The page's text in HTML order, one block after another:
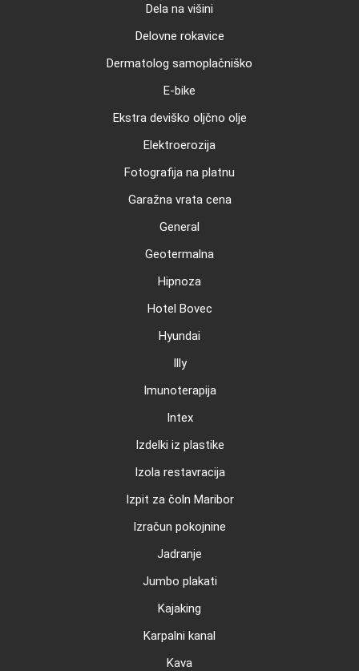
Dela na višini
Delovne rokavice
Dermatolog samoplačniško
E-bike
Ekstra deviško oljčno olje
Elektroerozija
Fotografija na platnu
Garažna vrata cena
General
Geotermalna
Hipnoza
Hotel Bovec
Hyundai
Illy
Imunoterapija
Intex
Izdelki iz plastike
Izola restavracija
Izpit za čoln Maribor
Izračun pokojnine
Jadranje
Jumbo plakati
Kajaking
Karpalni kanal
Kava